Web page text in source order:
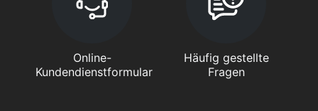
Online-
Kundendienstformular
Häufig gestellte
Fragen